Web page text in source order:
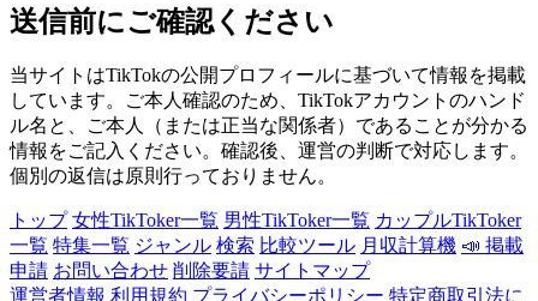
送信前にご確認ください
当サイトはTikTokの公開プロフィールに基づいて情報を掲載
しています。ご本人確認のため、TikTokアカウントのハンド
ル名と、ご本人（または正当な関係者）であることが分かる
情報をご記入ください。確認後、運営の判断で対応します。
個別の返信は原則行っておりません。
トップ 女性TikToker一覧 男性TikToker一覧 カップルTikToker
一覧 特集一覧 ジャンル 検索 比較ツール 月収計算機 📣 掲載
申請 お問い合わせ 削除要請 サイトマップ
運営者情報 利用規約 プライバシーポリシー 特定商取引法に